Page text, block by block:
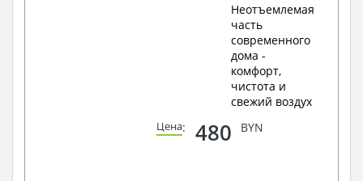
Неотъемлемая
часть
современного
дома -
комфорт,
чистота и
свежий воздух
Цена: 480 BYN